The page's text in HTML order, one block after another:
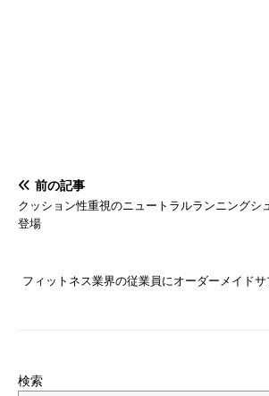
前の記事
クッション性重視のニュートラルランニングシ
登場
フィットネス業界の従業員にオーダーメイド
検索